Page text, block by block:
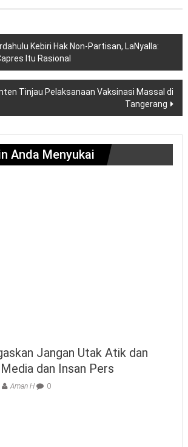
Kebiri Hak Non-Partisan, LaNyalla:
Itu Rasional
Tinjau Pelaksanaan Vaksinasi Massal di
Tangerang
Anda Menyukai
Jangan Utak Atik dan
dan Insan Pers
Aman H 0